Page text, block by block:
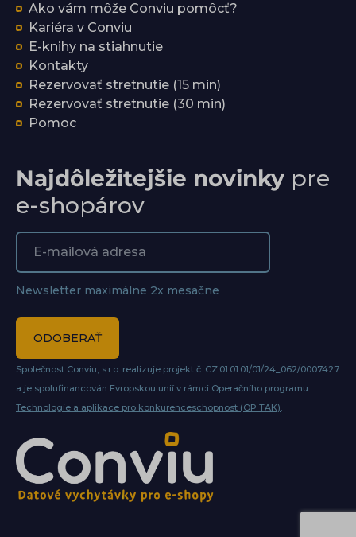
Ako vám môže Conviu pomôcť?
Kariéra v Conviu
E-knihy na stiahnutie
Kontakty
Rezervovať stretnutie (15 min)
Rezervovať stretnutie (30 min)
Pomoc
Najdôležitejšie novinky pre
e-shopárov
Newsletter maximálne 2x mesačne
ODOBERAŤ
Společnost Conviu, s.r.o. realizuje projekt č. CZ.01.01.01/01/24_062/0007427
a je spolufinancován Evropskou unií v rámci Operačního programu
Technologie a aplikace pro konkurenceschopnost (OP TAK).